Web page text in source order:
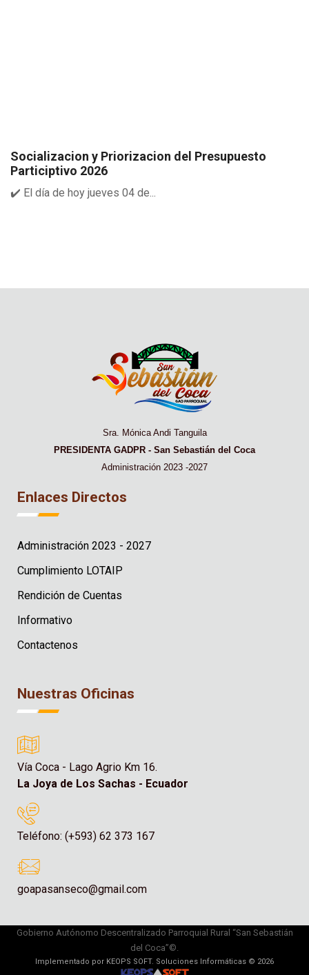
Socializacion y Priorizacion del Presupuesto
Participtivo 2026
✔️ El día de hoy jueves 04 de...
Sra. Mónica Andi Tanguila
PRESIDENTA GADPR - San Sebastián del Coca
Administración 2023 -2027
Enlaces Directos
Administración 2023 - 2027
Cumplimiento LOTAIP
Rendición de Cuentas
Informativo
Contactenos
Nuestras Oficinas
Vía Coca - Lago Agrio Km 16.
La Joya de Los Sachas - Ecuador
Teléfono: (+593) 62 373 167
goapasanseco@gmail.com
Gobierno Autónomo Descentralizado Parroquial Rural “San Sebastián
del Coca”©.
Implementado por KEOPS SOFT. Soluciones Informáticas © 2026